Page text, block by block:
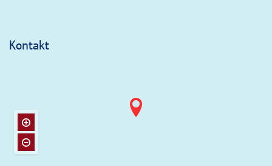
Kontakt